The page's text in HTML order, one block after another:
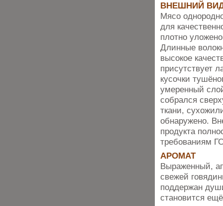
ВНЕШНИЙ
Мясо
для
плотно
Длинные
высокое
присутствует
кусочки
умеренный
собрался
ткани,
обнаружено.
продукта
требованиям
АРОМАТ
Выраженный,
свежей
поддержан
становится